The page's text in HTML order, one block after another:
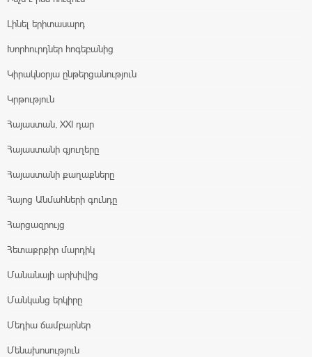
Լինել երիտասարդ
Խորհուրդներ հոգեբանից
Կիրակնօրյա ընթերցանություն
Կրթություն
Հայաստան, XXI դար
Հայաստանի գյուղերը
Հայաստանի քաղաքները
Հայոց Անմահների գունդը
Հարցազրույց
Հետաքրքիր մարդիկ
Մանանայի արխիվից
Մանկանց երկիրը
Մեդիա ճամբարներ
Մենախոսություն